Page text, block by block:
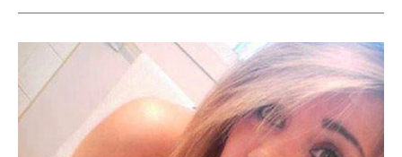
Februar
ohne
Fernseher
elektrischer
Freundschaft